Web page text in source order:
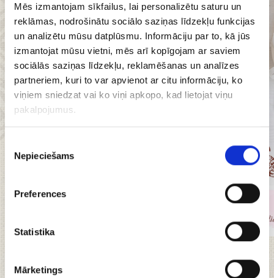
Mēs izmantojam sīkfailus, lai personalizētu saturu un
reklāmas, nodrošinātu sociālo saziņas līdzekļu funkcijas
un analizētu mūsu datplūsmu. Informāciju par to, kā jūs
izmantojat mūsu vietni, mēs arī kopīgojam ar saviem
sociālās saziņas līdzekļu, reklamēšanas un analīzes
partneriem, kuri to var apvienot ar citu informāciju, ko
viņiem sniedzat vai ko viņi apkopo, kad lietojat viņu
pakalpojumus.
izvēle
Nepieciešams
Preferences
Statistika
Mārketings